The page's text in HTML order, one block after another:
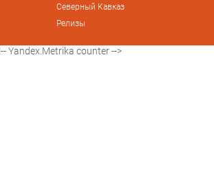
Северный Кавказ
Релизы
!-- Yandex.Metrika counter -->